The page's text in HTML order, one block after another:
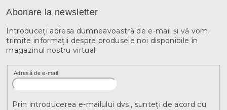
Abonare la newsletter
Introduceţi adresa dumneavoastră de e-mail şi vă vom
trimite informaţii despre produsele noi disponibile în
magazinul nostru virtual.
Adresă de e-mail
Prin introducerea e-mailului dvs., sunteți de acord cu